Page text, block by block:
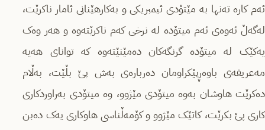
ئەم کارە تەنها بە مێتۆدى ئیمبریکی و بەکارهێنانی ئامار ناکرێت،
لەگەڵ ئەوەى ئەم میتۆدە لە نرخى کەم ناکرێتەوە و هەر وەک
یەکێک لە میتۆدە گرنگەکان دەمێنێتەوە کە تواناى هەیە
مەعریفەى باوەڕپێکراومان دەربارەى بەش پێ بڵێت، بەڵام
دەکرێت هاوشان بەوە میتۆدی مێژوو، وە میتۆدى بەراوردکارى
کارى پێ بکرێت، کاتێک مێژوو و کۆمەڵناسى هاوکارى یەک دەبن